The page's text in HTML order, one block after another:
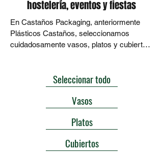
hostelería, eventos y fiestas
En Castaños Packaging, anteriormente
Plásticos Castaños, seleccionamos
cuidadosamente vasos, platos y cubiertos
asociaciones festeras y negocios de
hostelería que trabajan con un alto
volumen de servicio.
Disponemos de vasos desechables para
para raciones, comidas populares y
Seleccionar todo
Vasos
Platos
Cubiertos